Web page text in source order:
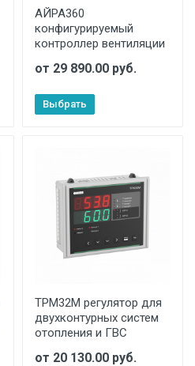
АЙРА360
конфигурируемый
контроллер вентиляции
от 29 890.00 руб.
Выбрать
ТРМ32М регулятор для
двухконтурных систем
отопления и ГВС
от 20 130.00 руб.